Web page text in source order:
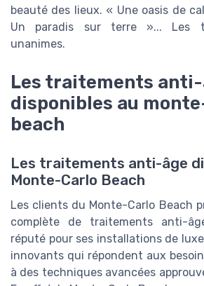
beauté des lieux. « Une oasis de
Un paradis sur terre »... Les
unanimes.
Les traitements anti-
disponibles au
beach
Les traitements anti-âge
Monte-Carlo Beach
Les clients du Monte-Carlo Beach
complète de traitements anti-
réputé pour ses installations de
innovants qui répondent aux
à des techniques avancées